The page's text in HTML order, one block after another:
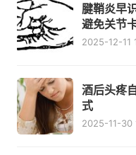
腱鞘炎早
避免关节
2025-12-11
酒后头疼
式
2025-11-30